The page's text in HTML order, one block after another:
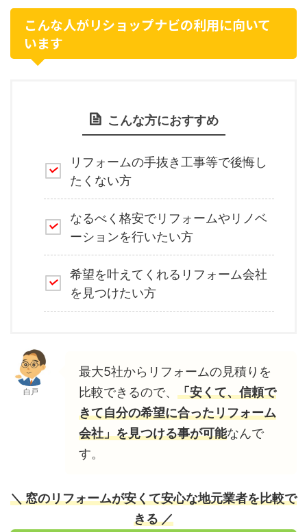
こんな人がリショップナビの利用に向いて
います
こんな方におすすめ
リフォームの手抜き工事等で後悔し
たくない方
なるべく格安でリフォームやリノベ
ーションを行いたい方
希望を叶えてくれるリフォーム会社
を見つけたい方
白戸
最大5社からリフォームの見積りを
比較できるので、 「安くて、信頼で
きて自分の希望に合ったリフォーム
会社」を見つける事が可能なんで
す。
＼ 窓のリフォームが安くて安心な地元業者を比較で
きる ／